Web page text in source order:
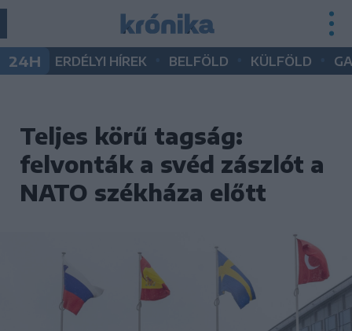
24H ERDÉLYI HÍREK BELFÖLD KÜLFÖLD
Teljes körű tagság:
felvonták a svéd zászlót a
NATO székháza előtt